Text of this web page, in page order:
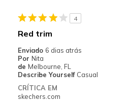
Melhores utilizações
Travel
Width
Sizing
4
Red trim
Enviado 6 dias atrás
Por Nita
de Melbourne, FL
Describe Yourself Casual
CRÍTICA EM
skechers.com